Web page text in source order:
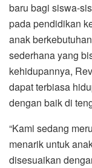
baru bagi siswa-
pada pendidikan
anak
sederhana yang
kehidupannya,
dapat terbiasa
dengan baik di
“Kami sedang
menarik untuk
disesuaikan